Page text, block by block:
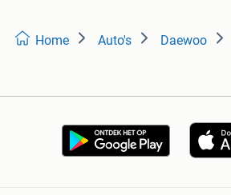
Home Auto's Daewoo